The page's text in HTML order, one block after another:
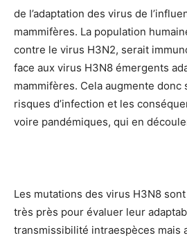
de l’adaptation des virus de
mammifères. La population
contre le virus H3N2, serait
face aux virus H3N8 émergents
mammifères. Cela augmente
risques d’infection et les
voire pandémiques, qui en
Les mutations des virus H3N8
très près pour évaluer leur
transmissibilité intraespèces mais